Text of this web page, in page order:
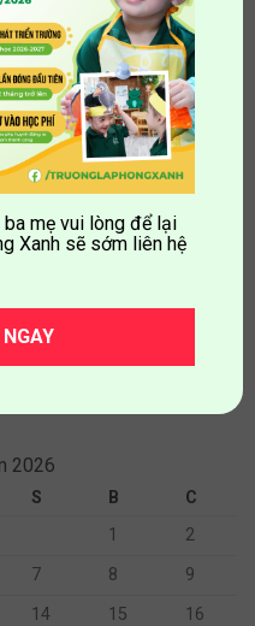
đồng hành cùng các
thành công dân toàn
2026
S B
C
1
2
7 8
9
14 15
16
mẹ vui lòng để lại
Xanh sẽ sớm liên hệ